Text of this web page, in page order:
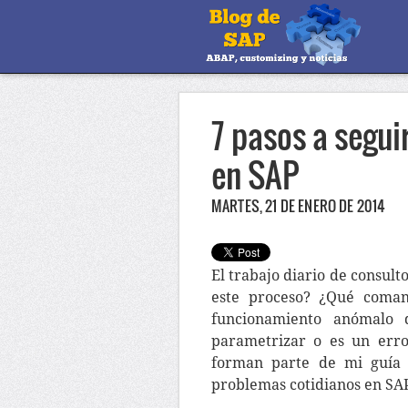
7 pasos a
en SAP
MARTES, 21 DE ENERO DE 2014
El trabajo diario de
este proceso? ¿Qué
funcionamiento
parametrizar o es un
forman parte de mi guía
problemas cotidianos en